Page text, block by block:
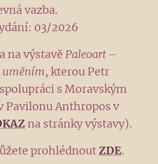
vazba.
03/2026
na výstavě Paleoart –
uměním, kterou Petr
s Moravským
Pavilonu Anthropos v
na stránky výstavy).
prohlédnoutZDE.